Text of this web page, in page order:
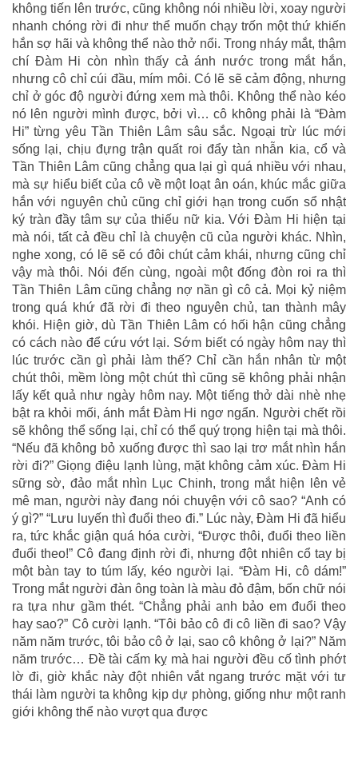
không tiến lên trước, cũng không nói nhiều lời, xoay người
nhanh chóng rời đi như thể muốn chạy trốn một thứ khiến
hắn sợ hãi và không thể nào thở nổi. Trong nháy mắt, thậm
chí Đàm Hi còn nhìn thấy cả ánh nước trong mắt hắn,
nhưng cô chỉ cúi đầu, mím môi. Có lẽ sẽ cảm động, nhưng
chỉ ở góc độ người đứng xem mà thôi. Không thể nào kéo
nó lên người mình được, bởi vì… cô không phải là “Đàm
Hi” từng yêu Tần Thiên Lâm sâu sắc. Ngoại trừ lúc mới
sống lại, chịu đựng trận quất roi đẩy tàn nhẫn kia, cổ và
Tần Thiên Lâm cũng chẳng qua lại gì quá nhiều với nhau,
mà sự hiểu biết của cô về một loạt ân oán, khúc mắc giữa
hắn với nguyên chủ cũng chỉ giới hạn trong cuốn sổ nhật
ký tràn đầy tâm sự của thiếu nữ kia. Với Đàm Hi hiện tại
mà nói, tất cả đều chỉ là chuyện cũ của người khác. Nhìn,
nghe xong, có lẽ sẽ có đôi chút cảm khái, nhưng cũng chỉ
vậy mà thôi. Nói đến cùng, ngoài một đống đòn roi ra thì
Tần Thiên Lâm cũng chẳng nợ nần gì cô cả. Mọi kỷ niệm
trong quá khứ đã rời đi theo nguyên chủ, tan thành mây
khói. Hiện giờ, dù Tần Thiên Lâm có hối hận cũng chẳng
có cách nào để cứu vớt lại. Sớm biết có ngày hôm nay thì
lúc trước cần gì phải làm thế? Chỉ cần hắn nhân từ một
chút thôi, mềm lòng một chút thì cũng sẽ không phải nhận
lấy kết quả như ngày hôm nay. Một tiếng thở dài nhè nhẹ
bật ra khỏi mối, ánh mắt Đàm Hi ngơ ngẩn. Người chết rồi
sẽ không thể sống lại, chỉ có thể quý trọng hiện tại mà thôi.
“Nếu đã không bỏ xuống được thì sao lại trơ mắt nhìn hắn
rời đi?” Giọng điệu lạnh lùng, mặt không cảm xúc. Đàm Hi
sững sờ, đảo mắt nhìn Lục Chinh, trong mắt hiện lên vẻ
mê man, người này đang nói chuyện với cô sao? “Anh có
ý gì?” “Lưu luyến thì đuổi theo đi.” Lúc này, Đàm Hi đã hiểu
ra, tức khắc giận quá hóa cười, “Được thôi, đuổi theo liền
đuổi theo!” Cô đang định rời đi, nhưng đột nhiên cổ tay bị
một bàn tay to túm lấy, kéo người lại. “Đàm Hi, cô dám!”
Trong mắt người đàn ông toàn là màu đỏ đậm, bốn chữ nói
ra tựa như gầm thét. “Chẳng phải anh bảo em đuổi theo
hay sao?” Cô cười lạnh. “Tôi bảo cô đi cô liền đi sao? Vậy
năm năm trước, tôi bảo cô ở lại, sao cô không ở lại?” Năm
năm trước… Đề tài cấm kỵ mà hai người đều cố tình phớt
lờ đi, giờ khắc này đột nhiên vắt ngang trước mặt với tư
thái làm người ta không kịp dự phòng, giống như một ranh
giới không thể nào vượt qua được